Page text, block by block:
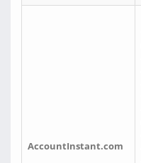
AccountInstant.com